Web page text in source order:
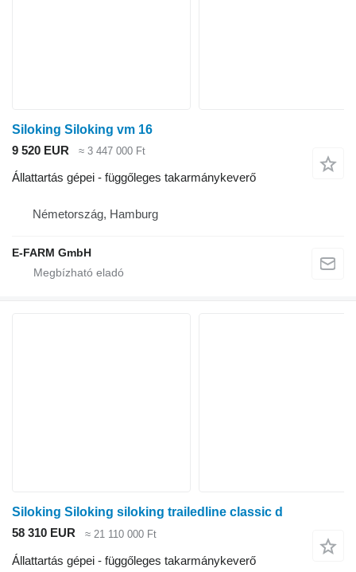
Siloking Siloking vm 16
9 520 EUR
≈ 3 447 000 Ft
Állattartás gépei - függőleges takarmánykeverő
Németország, Hamburg
E-FARM GmbH
Siloking Siloking siloking trailedline classic d
58 310 EUR
≈ 21 110 000 Ft
Állattartás gépei - függőleges takarmánykeverő